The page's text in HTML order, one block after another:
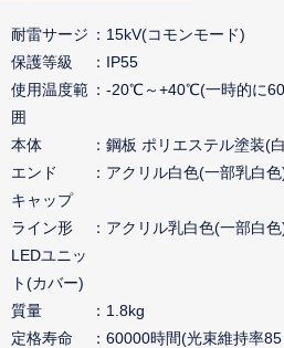
耐雷サージ
15kV(コモンモード)
保護等級
IP55
使用温度範
囲
-20℃～+40℃(一時的に
本体
鋼板 ポリエステル塗装(
エンド
キャップ
アクリル白色(一部乳白色
ライン形
LEDユニッ
ト(カバー)
アクリル乳白色(一部白色
質量
1.8kg
定格寿命
60000時間(光束維持率85